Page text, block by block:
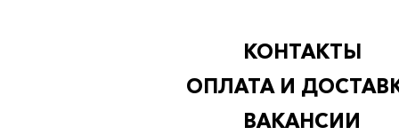
КОНТАКТЫ
ОПЛАТА И
ВАКАНСИИ